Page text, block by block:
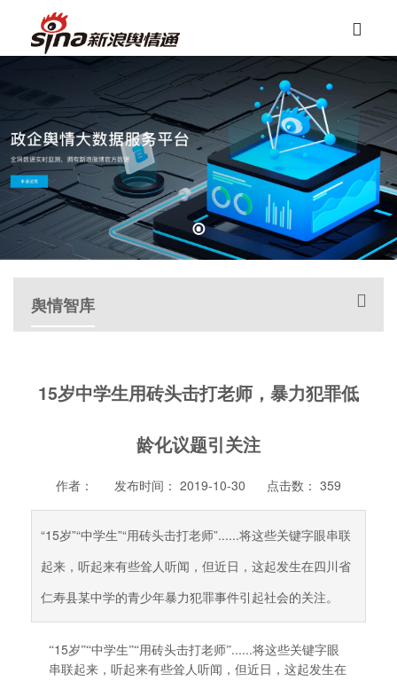
舆情智库
15岁中学生用砖头击打老师，暴力犯罪低
龄化议题引关注
作者： 发布时间： 2019-10-30 点击数： 359
“15岁”“中学生”“用砖头击打老师”......将这些关键字眼串联
起来，听起来有些耸人听闻，但近日，这起发生在四川省
仁寿县某中学的青少年暴力犯罪事件引起社会的关注。
“15岁”“中学生”“用砖头击打老师”......将这些关键字眼
串联起来，听起来有些耸人听闻，但近日，这起发生在